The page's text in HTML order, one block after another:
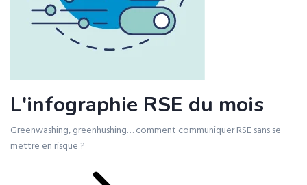
L'infographie RSE du mois
Greenwashing, greenhushing… comment communiquer RSE sans se
mettre en risque ?